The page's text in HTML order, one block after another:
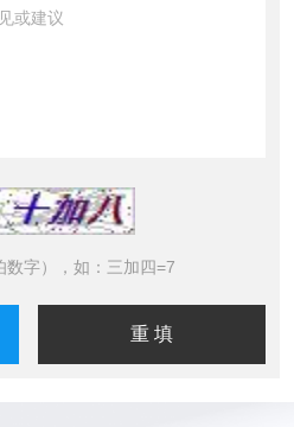
字），如：三加四=7